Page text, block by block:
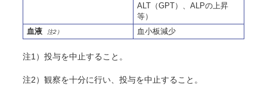
ALT（GPT）、ALPの上昇
等）
血液
注2） 血小板減少
注1）投与を中止すること。
注2）観察を十分に行い、投与を中止すること。